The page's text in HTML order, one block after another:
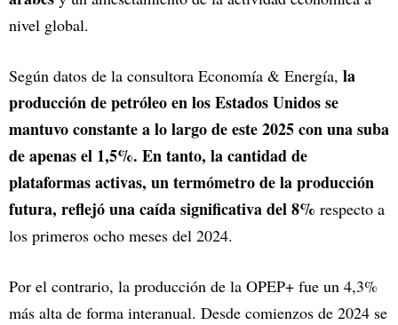
nivel global.
Según datos de la consultora Economía & Energía, la
producción de petróleo en los Estados Unidos se
mantuvo constante a lo largo de este 2025 con una suba
de apenas el 1,5%. En tanto, la cantidad de
plataformas activas, un termómetro de la producción
futura, reflejó una caída significativa del 8% respecto a
los primeros ocho meses del 2024.
Por el contrario, la producción de la OPEP+ fue un 4,3%
más alta de forma interanual. Desde comienzos de 2024 se